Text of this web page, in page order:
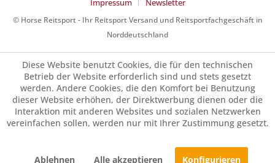
Impressum
Newsletter
© Horse Reitsport - Ihr Reitsport Versand und Reitsportfachgeschäft in
Norddeutschland
Diese Website benutzt Cookies, die für den technischen
Betrieb der Website erforderlich sind und stets gesetzt
werden. Andere Cookies, die den Komfort bei Benutzung
dieser Website erhöhen, der Direktwerbung dienen oder die
Interaktion mit anderen Websites und sozialen Netzwerken
vereinfachen sollen, werden nur mit Ihrer Zustimmung gesetzt.
Ablehnen Alle akzeptieren Konfigurieren